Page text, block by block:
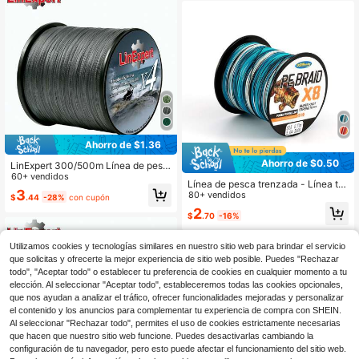
Ahorro de $1.36
LinExpert 300/500m Línea de pesc
a trenzada de 4 hebras, duradera y
resistente a la abrasión, adecuada
para pesca con señuelo y pesca en
cadores profesionales
60+ vendidos
$3.44 -28% con cupón
Ahorro de $0.50
Línea de pesca trenzada - Línea tre
nzada resistente a la abrasión - Ultr
a fuerte y ultra línea - Sin estiramie
nto - Diámetro talla grande pequeñ
o - ¡Artículo esencial!
80+ vendidos
$2.70 -16%
Utilizamos cookies y tecnologías similares en nuestro sitio web para brindar el servicio
que solicitas y ofrecerte la mejor experiencia de sitio web posible. Puedes "Rechazar
todo", "Aceptar todo" o establecer tu preferencia de cookies en cualquier momento a tu
elección. Al seleccionar "Aceptar todo", estableceremos todas las cookies opcionales,
que nos ayudan a analizar el tráfico, ofrecer funcionalidades mejoradas y personalizar
el contenido y los anuncios para complementar tu experiencia de compra con SHEIN.
Al seleccionar "Rechazar todo", permites el uso de cookies estrictamente necesarias
que hacen que nuestro sitio web funcione. Puedes desactivarlas cambiando la
configuración de tu navegador, pero esto puede afectar el funcionamiento del sitio web.